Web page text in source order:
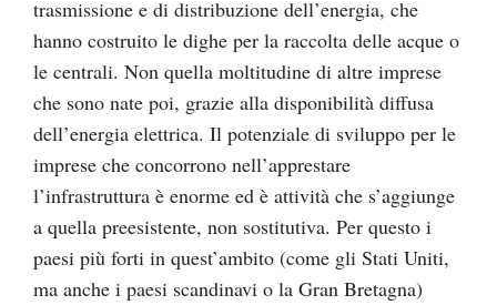
trasmissione e di distribuzione dell’energia, che
hanno costruito le dighe per la raccolta delle acque o
le centrali. Non quella moltitudine di altre imprese
che sono nate poi, grazie alla disponibilità diffusa
dell’energia elettrica. Il potenziale di sviluppo per le
imprese che concorrono nell’apprestare
l’infrastruttura è enorme ed è attività che s’aggiunge
a quella preesistente, non sostitutiva. Per questo i
paesi più forti in quest’ambito (come gli Stati Uniti,
ma anche i paesi scandinavi o la Gran Bretagna)